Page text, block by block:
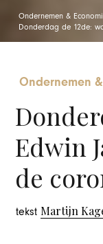
Ondernemen &
Donderdag de 12de:
Ondernemen
Edwin
de
tekst Martijn